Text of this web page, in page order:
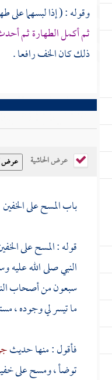
وقوله : ( إذا لبسهما
ثم أكمل الطهارة ثم
ذلك كان الخف رافعا .
عرض الحاشية
باب المسح على الخفين
قوله : المسح على
النبي صلى الله
سبعون من أصحاب
ما تيسر لي وجوده ،
فأقول : منها حديث
توضأ ، ومسح على